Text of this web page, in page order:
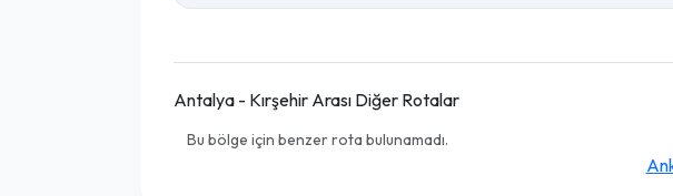
Antalya - Kırşehir Arası Diğer Rotalar
Bu bölge için benzer rota bulunamadı.